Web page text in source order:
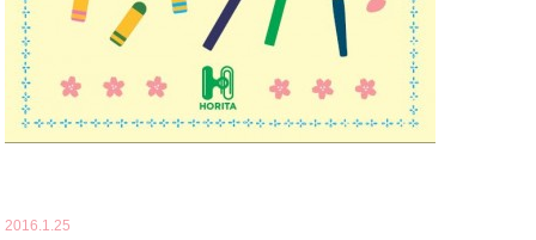
2016.1.25